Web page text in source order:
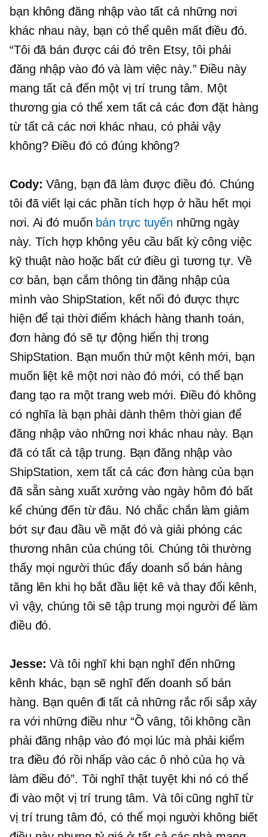
bạn không đăng nhập vào tất cả những nơi
khác nhau này, bạn có thể quên mất điều đó.
“Tôi đã bán được cái đó trên Etsy, tôi phải
đăng nhập vào đó và làm việc này.” Điều này
mang tất cả đến một vị trí trung tâm. Một
thương gia có thể xem tất cả các đơn đặt hàng
từ tất cả các nơi khác nhau, có phải vậy
không? Điều đó có đúng không?
Cody: Vâng, bạn đã làm được điều đó. Chúng
tôi đã viết lại các phần tích hợp ở hầu hết mọi
nơi. Ai đó muốn bán trực tuyến những ngày
này. Tích hợp không yêu cầu bất kỳ công việc
kỹ thuật nào hoặc bất cứ điều gì tương tự. Về
cơ bản, bạn cắm thông tin đăng nhập của
mình vào ShipStation, kết nối đó được thực
hiện để tại thời điểm khách hàng thanh toán,
đơn hàng đó sẽ tự động hiển thị trong
ShipStation. Bạn muốn thử một kênh mới, bạn
muốn liệt kê một nơi nào đó mới, có thể bạn
đang tạo ra một trang web mới. Điều đó không
có nghĩa là bạn phải dành thêm thời gian để
đăng nhập vào những nơi khác nhau này. Bạn
đã có tất cả tập trung. Bạn đăng nhập vào
ShipStation, xem tất cả các đơn hàng của bạn
đã sẵn sàng xuất xưởng vào ngày hôm đó bất
kể chúng đến từ đâu. Nó chắc chắn làm giảm
bớt sự đau đầu về mặt đó và giải phóng các
thương nhân của chúng tôi. Chúng tôi thường
thấy mọi người thúc đẩy doanh số bán hàng
tăng lên khi họ bắt đầu liệt kê và thay đổi kênh,
vì vậy, chúng tôi sẽ tập trung mọi người để làm
điều đó.
Jesse: Và tôi nghĩ khi bạn nghĩ đến những
kênh khác, bạn sẽ nghĩ đến doanh số bán
hàng. Bạn quên đi tất cả những rắc rối sắp xảy
ra với những điều như “Ồ vâng, tôi không cần
phải đăng nhập vào đó mọi lúc mà phải kiểm
tra điều đó rồi nhấp vào các ô nhỏ của họ và
làm điều đó”. Tôi nghĩ thật tuyệt khi nó có thể
đi vào một vị trí trung tâm. Và tôi cũng nghĩ từ
vị trí trung tâm đó, có thể mọi người không biết